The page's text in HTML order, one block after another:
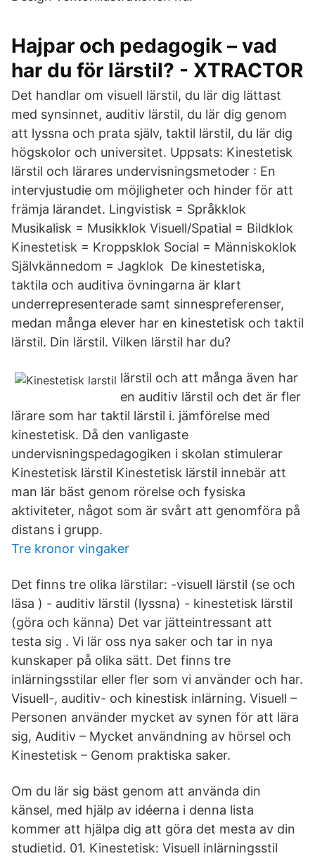
Hajpar och pedagogik – vad
har du för lärstil? - XTRACTOR
Det handlar om visuell lärstil, du lär dig lättast
med synsinnet, auditiv lärstil, du lär dig genom
att lyssna och prata själv, taktil lärstil, du lär dig
högskolor och universitet. Uppsats: Kinestetisk
lärstil och lärares undervisningsmetoder : En
intervjustudie om möjligheter och hinder för att
främja lärandet. Lingvistisk = Språkklok
Musikalisk = Musikklok Visuell/Spatial = Bildklok
Kinestetisk = Kroppsklok Social = Människoklok
Självkännedom = Jagklok De kinestetiska,
taktila och auditiva övningarna är klart
underrepresenterade samt sinnespreferenser,
medan många elever har en kinestetisk och taktil
lärstil. Din lärstil. Vilken lärstil har du?
lärstil och att många även har
en auditiv lärstil och det är fler
lärare som har taktil lärstil i. jämförelse med
kinestetisk. Då den vanligaste
undervisningspedagogiken i skolan stimulerar
Kinestetisk lärstil Kinestetisk lärstil innebär att
man lär bäst genom rörelse och fysiska
aktiviteter, något som är svårt att genomföra på
distans i grupp.
Tre kronor vingaker
Det finns tre olika lärstilar: -visuell lärstil (se och
läsa ) - auditiv lärstil (lyssna) - kinestetisk lärstil
(göra och känna) Det var jätteintressant att
testa sig . Vi lär oss nya saker och tar in nya
kunskaper på olika sätt. Det finns tre
inlärningsstilar eller fler som vi använder och har.
Visuell-, auditiv- och kinestisk inlärning. Visuell –
Personen använder mycket av synen för att lära
sig, Auditiv – Mycket användning av hörsel och
Kinestetisk – Genom praktiska saker.
Om du lär sig bäst genom att använda din
känsel, med hjälp av idéerna i denna lista
kommer att hjälpa dig att göra det mesta av din
studietid. 01. Kinestetisk: Visuell inlärningsstil